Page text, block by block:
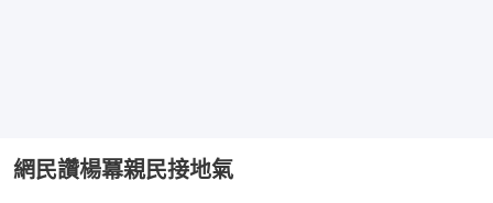
網民讚楊冪親民接地氣